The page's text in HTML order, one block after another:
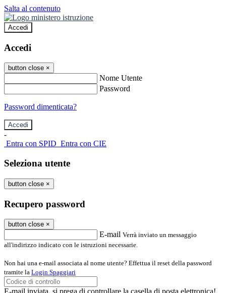
Salta al contenuto
Accedi
Accedi
button close ×
Nome Utente
Password
Password dimenticata?
-
Entra con SPID Entra con CIE
Seleziona utente
button close ×
Recupero password
button close ×
E-mail Verrà inviato un messaggio
all'indirizzo indicato con le istruzioni necessarie.
Non hai una e-mail associata al nome utente? Effettua il reset della password
tramite la Login Spaggiari